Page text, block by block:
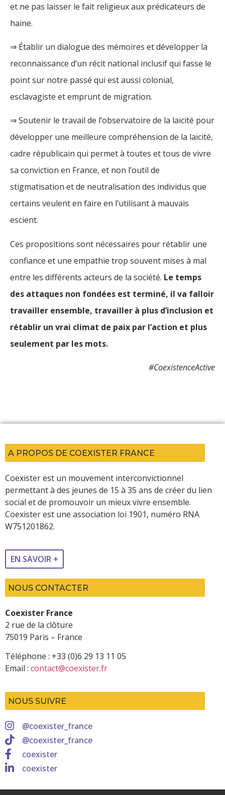
et ne pas laisser le fait religieux aux prédicateurs de
haine.
⇒ Établir un dialogue des mémoires et développer la
reconnaissance d’un récit national inclusif qui fasse le
point sur notre passé qui est aussi colonial,
esclavagiste et emprunt de migration.
⇒ Soutenir le travail de l’observatoire de la laïcité pour
développer une meilleure compréhension de la laïcité,
cadre républicain qui permet à toutes et tous de vivre
sa conviction en France, et non l’outil de
stigmatisation et de neutralisation des individus que
certains veulent en faire en l’utilisant à mauvais
escient.
Ces propositions sont nécessaires pour rétablir une
confiance et une empathie trop souvent mises à mal
entre les différents acteurs de la société. Le temps
des attaques non fondées est terminé, il va falloir
travailler ensemble, travailler à plus d’inclusion et
rétablir un vrai climat de paix par l’action et plus
seulement par les mots.
#CoexistenceActive
A PROPOS DE COEXISTER FRANCE
Coexister est un mouvement interconvictionnel
permettant à des jeunes de 15 à 35 ans de créer du lien
social et de promouvoir un mieux vivre ensemble.
Coexister est une association loi 1901, numéro RNA
W751201862.
EN SAVOIR +
NOUS CONTACTER
Coexister France
2 rue de la clôture
75019 Paris – France
Téléphone : +33 (0)6 29 13 11 05
Email : contact@coexister.fr
NOUS SUIVRE
@coexister_france
@coexister_france
coexister
coexister